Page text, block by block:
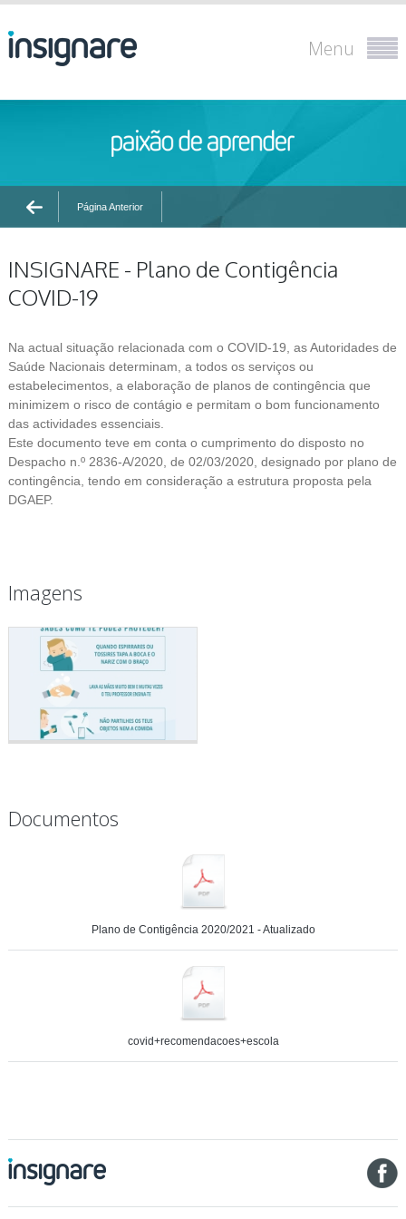
Menu
Página Anterior
INSIGNARE - Plano de Contigência
COVID-19
Na actual situação relacionada com o COVID-19, as Autoridades de
Saúde Nacionais determinam, a todos os serviços ou
estabelecimentos, a elaboração de planos de contingência que
minimizem o risco de contágio e permitam o bom funcionamento
das actividades essenciais.
Este documento teve em conta o cumprimento do disposto no
Despacho n.º 2836-A/2020, de 02/03/2020, designado por plano de
contingência, tendo em consideração a estrutura proposta pela
DGAEP.
Imagens
Documentos
Plano de Contigência 2020/2021 - Atualizado
covid+recomendacoes+escola